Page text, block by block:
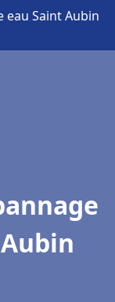
eau Saint Aubin